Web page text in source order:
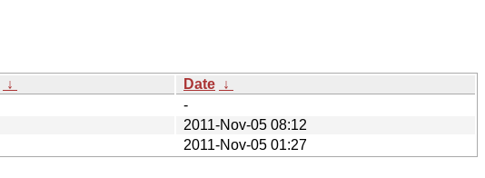
↓ Date ↓
-
2011-Nov-05 08:12
2011-Nov-05 01:27